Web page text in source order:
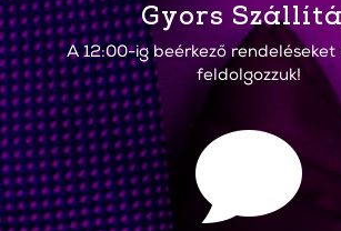
Gyors
A 12:00-ig beérkező rendeléseket
feldolgozzuk!
